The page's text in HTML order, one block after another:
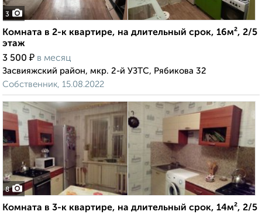
3
Комната в 2-к квартире, на длительный срок, 16м², 2/5
этаж
3 500 ₽ в месяц
Засвияжский район, мкр. 2-й УЗТС, Рябикова 32
Собственник, 15.08.2022
8
Комната в 3-к квартире, на длительный срок, 14м², 2/5